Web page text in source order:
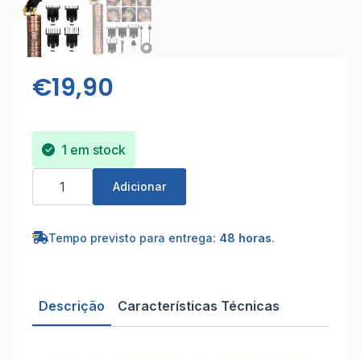
€19,90
1 em stock
Quantidade
Máquina
cabelo
recarregável
USB
Adicionar
Tempo previsto para entrega: 48 horas.
Descrição Características Técnicas